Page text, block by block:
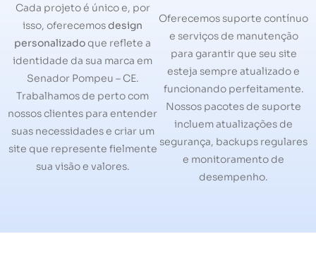
Cada projeto é único e, por
isso, oferecemosdesign
personalizadoque reflete a
identidade da sua marca em
Senador Pompeu – CE.
Trabalhamos de perto com
nossos clientes para entender
suas necessidades e criar um
site que represente fielmente
sua visão e valores.
Oferecemos suporte contínuo
e serviços de manutenção
para garantir que seu site
esteja sempre atualizado e
funcionando perfeitamente.
Nossos pacotes de suporte
incluem atualizações de
segurança, backups regulares
e monitoramento de
desempenho.